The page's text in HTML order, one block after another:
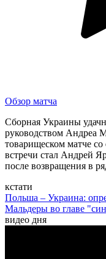
Обзор матча
Сборная Украины
руководством Андреа
товарищеском матче
встречи стал Андрей
после возвращения в
кстати
Польша – Украина:
Мальдеры во главе
видео дня